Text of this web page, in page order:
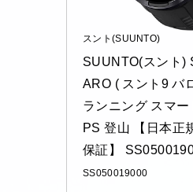
スント(SUUNTO)
SUUNTO(スント)
ARO ( スント9 バ
ランニング スマ
PS 登山 【日本正
保証】
SS050019000